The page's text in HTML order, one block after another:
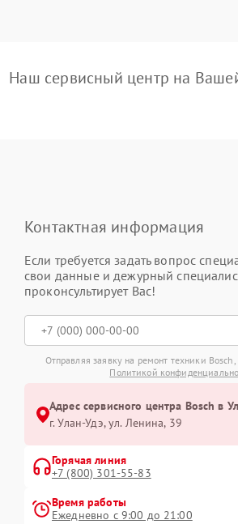
Наш сервисный центр на
Контактная информация
Если требуется задать вопрос
свои данные и дежурный
проконсультирует Вас!
Отправляя заявку на ремонт техники
Политикой
Адрес сервисного центра Bosch в
г. Улан-Удэ, ул. Ленина, 39
Горячая линия
+7 (800) 301-55-83
Время работы
Ежедневно с 9:00 до 21:00